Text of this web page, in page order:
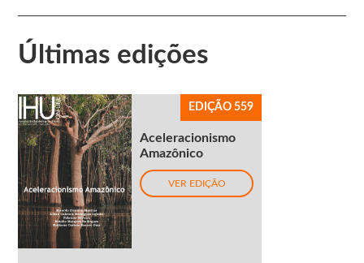
Últimas edições
EDIÇÃO 559
Aceleracionismo
Amazônico
VER EDIÇÃO